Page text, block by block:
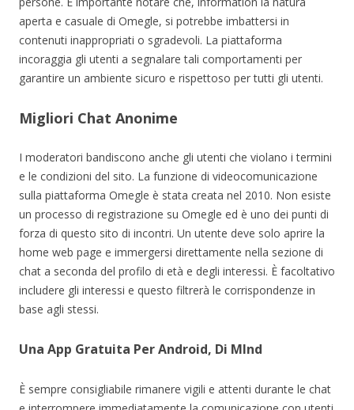
aperta e casuale di Omegle, si potrebbe imbattersi in
contenuti inappropriati o sgradevoli. La piattaforma
incoraggia gli utenti a segnalare tali comportamenti per
garantire un ambiente sicuro e rispettoso per tutti gli utenti.
Migliori Chat Anonime
I moderatori bandiscono anche gli utenti che violano i termini
e le condizioni del sito. La funzione di videocomunicazione
sulla piattaforma Omegle è stata creata nel 2010. Non esiste
un processo di registrazione su Omegle ed è uno dei punti di
forza di questo sito di incontri. Un utente deve solo aprire la
home web page e immergersi direttamente nella sezione di
chat a seconda del profilo di età e degli interessi. È facoltativo
includere gli interessi e questo filtrerà le corrispondenze in
base agli stessi.
Una App Gratuita Per Android, Di Mlnd
È sempre consigliabile rimanere vigili e attenti durante le chat